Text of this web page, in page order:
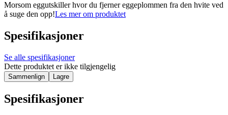
Morsom eggutskiller hvor du fjerner eggeplommen fra den hvite ved
å suge den opp!Les mer om produktet
Spesifikasjoner
Se alle spesifikasjoner
Dette produktet er ikke tilgjengelig
Sammenlign Lagre
Spesifikasjoner